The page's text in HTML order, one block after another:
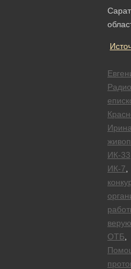
ИК-33
ИК-7
ОТБ